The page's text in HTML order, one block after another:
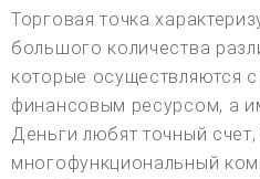
Торговая точка
большого количества
которые осуществляются
финансовым ресурсом, а
Деньги любят точный
многофункциональный